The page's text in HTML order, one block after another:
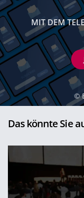
MIT DEM
©
Das könnte Sie